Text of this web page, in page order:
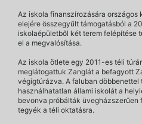
Az iskola finanszírozására országos
elejére összegyűlt támogatásból a
iskolaépületből két terem felépítése
el a megvalósítása.
Az iskola ötlete egy 2011-es téli
meglátogattuk Zanglát a befagyott
végigtúrázva. A faluban
használhatatlan állami iskolát a
bevonva próbálták üvegházszerűen
tegyék a téli oktatásra.